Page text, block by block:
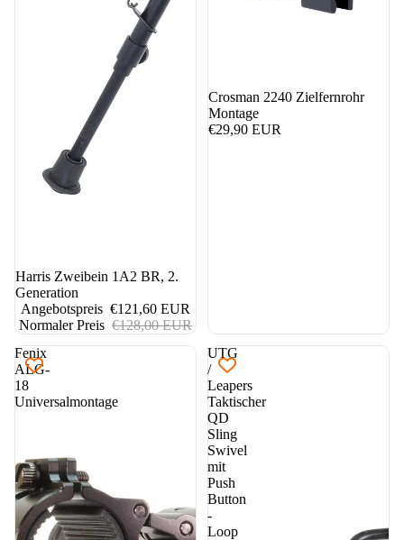
5%
Harris Zweibein 1A2 BR, 2.
Generation
Angebotspreis €121,60 EUR
Normaler Preis €128,00 EUR
Crosman 2240 Zielfernrohr
Montage
€29,90 EUR
Fenix
ALG-
18
Universalmontage
UTG
/
Leapers
Taktischer
QD
Sling
Swivel
mit
Push
Button
-
Loop